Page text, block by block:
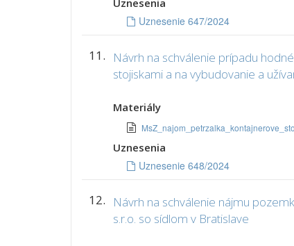
Uznesenia
Uznesenie 647/2024
11.
Návrh na schválenie prípadu
stojiskami a na vybudovanie a
Materiály
Uznesenia
Uznesenie 648/2024
12.
Návrh na schválenie nájmu
s.r.o. so sídlom v Bratislave